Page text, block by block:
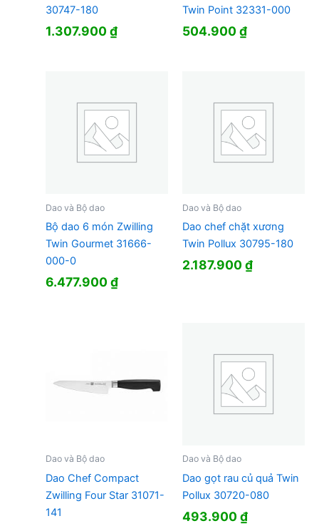
30747-180
1.307.900₫
Twin Point 32331-000
504.900₫
Dao và Bộ dao
Bộ dao 6 món Zwilling
Twin Gourmet 31666-
000-0
6.477.900₫
Dao và Bộ dao
Dao chef chặt xương
Twin Pollux 30795-180
2.187.900₫
Dao và Bộ dao
Dao Chef Compact
Zwilling Four Star 31071-
141
Dao và Bộ dao
Dao gọt rau củ quả Twin
Pollux 30720-080
493.900₫